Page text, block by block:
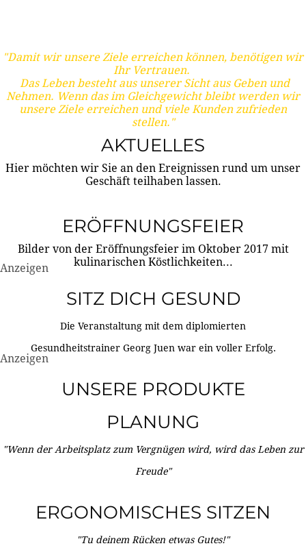
"Damit wir unsere Ziele erreichen können, benötigen wir
Ihr Vertrauen.
Das Leben besteht aus unserer Sicht aus Geben und
Nehmen. Wenn das im Gleichgewicht bleibt werden wir
unsere Ziele erreichen und viele Kunden zufrieden
stellen."
AKTUELLES
Hier möchten wir Sie an den Ereignissen rund um unser
Geschäft teilhaben lassen.
ERÖFFNUNGSFEIER
Bilder von der Eröffnungsfeier im Oktober 2017 mit
kulinarischen Köstlichkeiten...
Anzeigen
SITZ DICH GESUND
Die Veranstaltung mit dem diplomierten
Gesundheitstrainer Georg Juen war ein voller Erfolg.
Anzeigen
UNSERE PRODUKTE
PLANUNG
"Wenn der Arbeitsplatz zum Vergnügen wird, wird das Leben zur
Freude"
ERGONOMISCHES SITZEN
"Tu deinem Rücken etwas Gutes!"